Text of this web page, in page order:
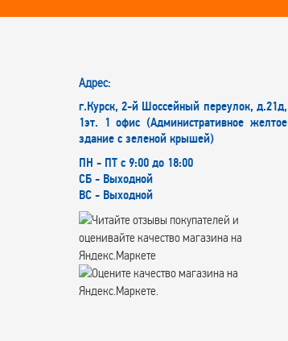
Адрес:
г.Курск, 2-й Шоссейный переулок, д.21д,
1эт. 1 офис (Административное желтое
здание с зеленой крышей)
ПН - ПТ с 9:00 до 18:00
СБ - Выходной
ВС - Выходной